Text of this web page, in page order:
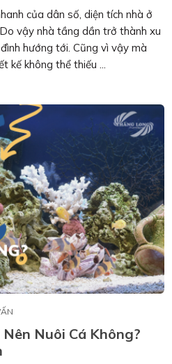
của dân số, diện tích nhà ở
vậy nhà tầng dần trở thành xu
hướng tới. Cũng vì vậy mà
không thể thiếu ...
Nuôi Cá Không?